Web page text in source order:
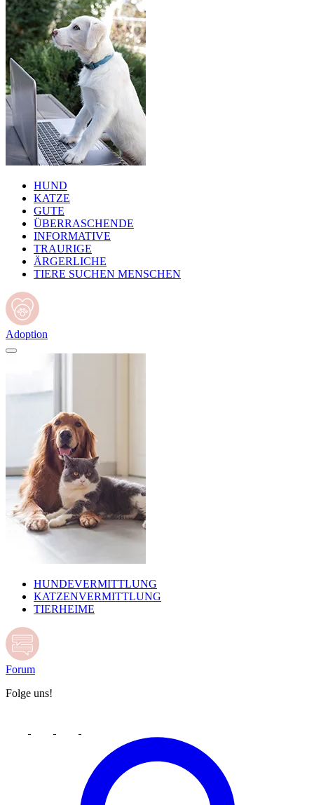
HUND
KATZE
GUTE
ÜBERRASCHENDE
INFORMATIVE
TRAURIGE
ÄRGERLICHE
TIERE SUCHEN MENSCHEN
Adoption
HUNDEVERMITTLUNG
KATZENVERMITTLUNG
TIERHEIME
Forum
Folge uns!